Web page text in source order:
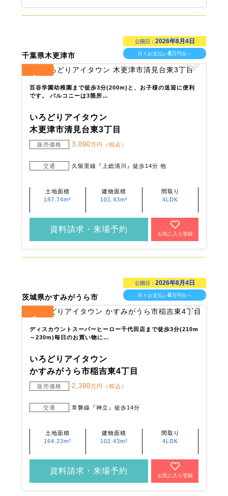
千葉県木更津市
公開日： 2026年8月4日
月々お支払い8万円台～
1
百谷学園幼稚園まで徒歩3分(200m)と、お子様の送迎に便利
です。 バルコニーは3箇所…
いろどりアイタウン
木更津市清見台東3丁目
販売価格 3,090万円（税込）
交通 久留里線『上総清川』徒歩14分 他
土地面積
187.74m²
建物面積
101.43m²
間取り
4LDK
資料請求・来場予約
お気に入り登録
茨城県かすみがうら市
公開日： 2026年8月4日
月々お支払い6万円台～
2
ディスカウントスーパーヒーロー千代田店まで徒歩3分(210m
～230m)毎日のお買い物に…
いろどりアイタウン
かすみがうら市稲吉東4丁目
販売価格 2,390万円（税込）
交通 常磐線『神立』徒歩14分
土地面積
164.23m²
建物面積
102.43m²
間取り
4LDK
資料請求・来場予約
お気に入り登録